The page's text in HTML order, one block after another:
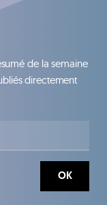
de la semaine
directement
OK